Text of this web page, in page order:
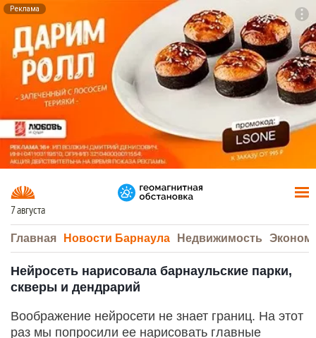
Реклама
7 августа
Главная Новости Барнаула Недвижимость
Нейросеть нарисовала барнаульские парки,
скверы и дендрарий
Воображение нейросети не знает границ. На этот
раз мы попросили ее нарисовать главные